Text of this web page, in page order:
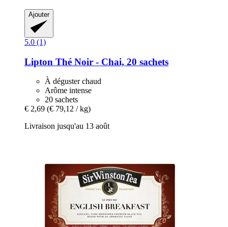
Ajouter
5.0 (1)
Lipton Thé Noir -​ Chai, 20 sachets
À déguster chaud
Arôme intense
20 sachets
€ 2,69 (€ 79,12 / kg)
Livraison jusqu'au 13 août